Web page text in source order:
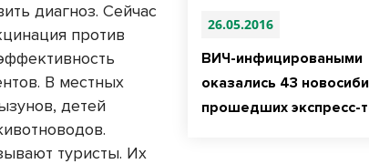
26.05.2016
ВИЧ-инфицироваными
оказались 43
прошедших экспресс-
диагноз. Сейчас
против
В местных
детей
туристы. Их